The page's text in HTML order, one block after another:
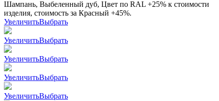
Шампань, Выбеленный дуб, Цвет по RAL +25% к стоимости
изделия, стоимость за Красный +45%.
УвеличитьВыбрать
УвеличитьВыбрать
УвеличитьВыбрать
УвеличитьВыбрать
УвеличитьВыбрать